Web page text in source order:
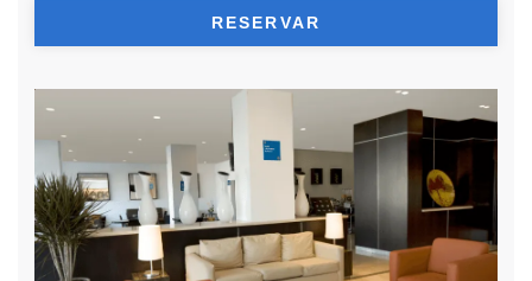
RESERVAR